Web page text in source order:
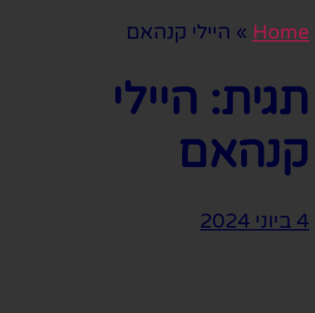
Home
» היילי קנהאם
תגית: היילי
קנהאם
4 ביוני 2024